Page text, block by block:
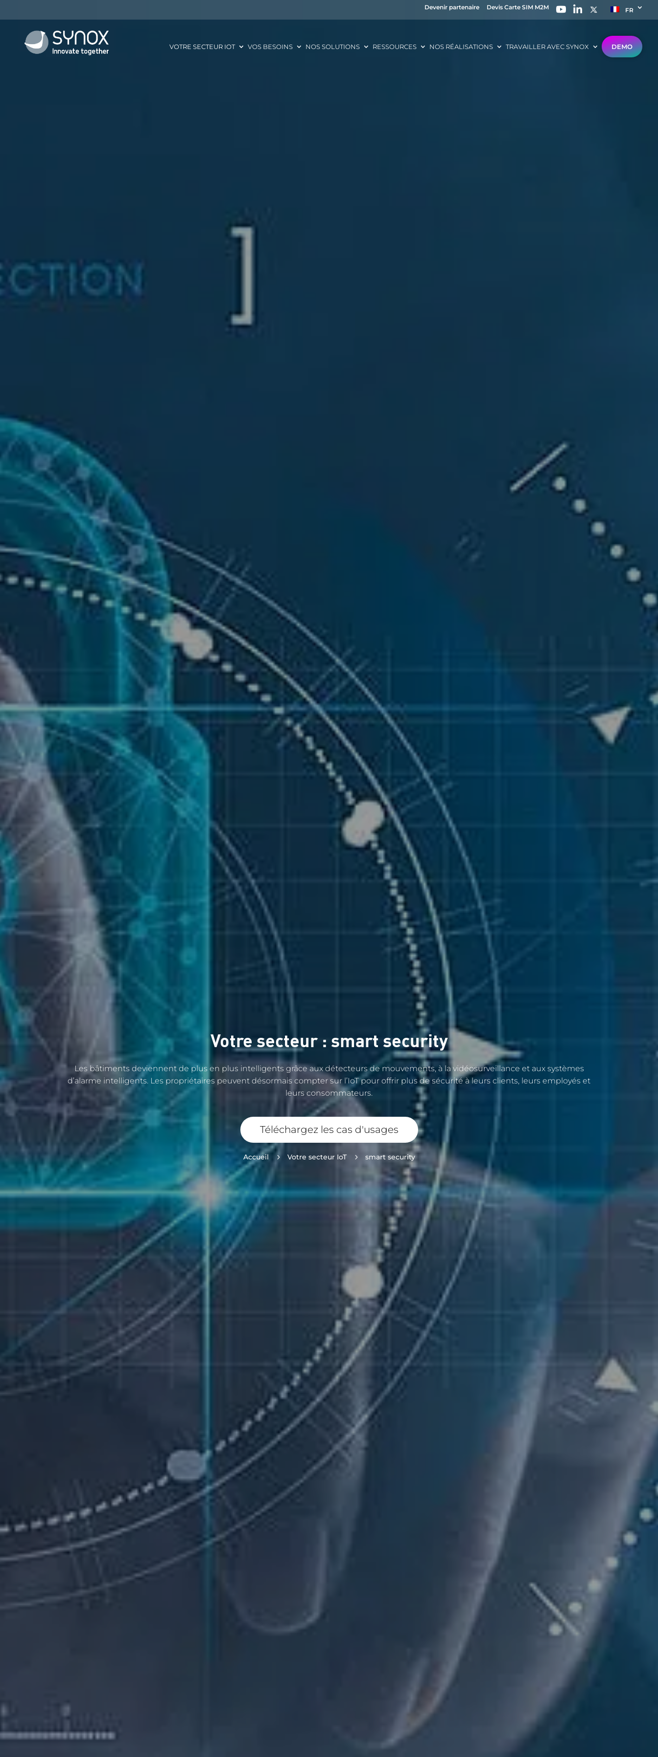
Devenir partenaire Devis Carte SIM M2M FR
VOTRE SECTEUR IOT VOS BESOINS NOS SOLUTIONS RESSOURCES NOS RÉALISATIONS TRAVAILLER AVEC SYNOX DEMO
Votre secteur : smart security
Les bâtiments deviennent de plus en plus intelligents grâce aux détecteurs de mouvements, à la vidéosurveillance et aux systèmes
d’alarme intelligents. Les propriétaires peuvent désormais compter sur l’IoT pour offrir plus de sécurité à leurs clients, leurs employés et
leurs consommateurs.
Téléchargez les cas d'usages
Accueil 5 Votre secteur IoT 5 smart security